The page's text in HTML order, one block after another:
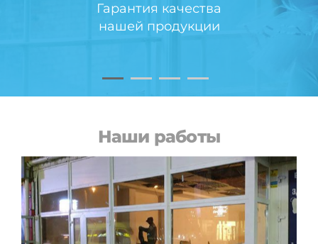
Гарантия качества
нашей продукции
Наши работы